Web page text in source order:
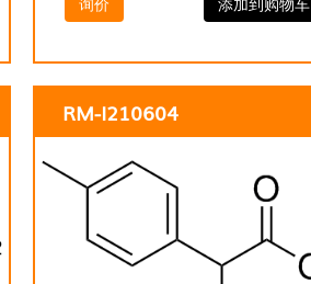
RM-I210604